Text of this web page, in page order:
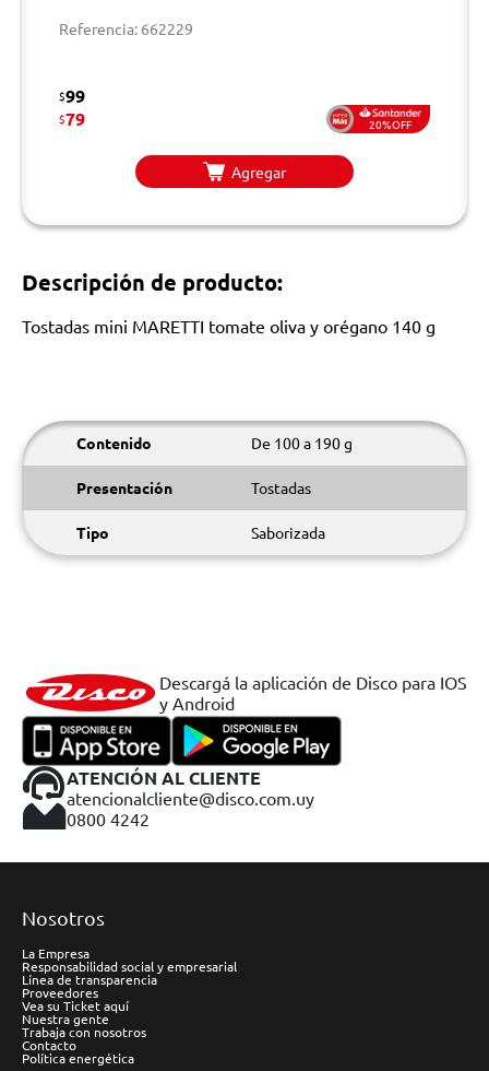
Referencia: 662229
$99
$79 20%OFF
Agregar
Descripción de producto:
Tostadas mini MARETTI tomate oliva y orégano 140 g
Contenido De 100 a 190 g
Presentación Tostadas
Tipo Saborizada
Descargá la aplicación de Disco para IOS
y Android
ATENCIÓN AL CLIENTE
atencionalcliente@disco.com.uy
0800 4242
Nosotros
La Empresa
Responsabilidad social y empresarial
Línea de transparencia
Proveedores
Vea su Ticket aquí
Nuestra gente
Trabaja con nosotros
Contacto
Política energética